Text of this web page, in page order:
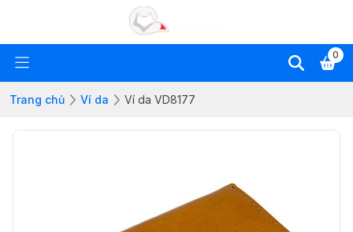
0
Trang chủ Ví da Ví da VD8177